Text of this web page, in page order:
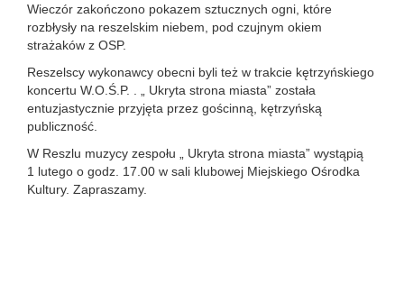
Wieczór zakończono pokazem sztucznych ogni, które
rozbłysły na reszelskim niebem, pod czujnym okiem
strażaków z OSP.
Reszelscy wykonawcy obecni byli też w trakcie kętrzyńskiego
koncertu W.O.Ś.P. . „ Ukryta strona miasta” została
entuzjastycznie przyjęta przez gościnną, kętrzyńską
publiczność.
W Reszlu muzycy zespołu „ Ukryta strona miasta” wystąpią
1 lutego o godz. 17.00 w sali klubowej Miejskiego Ośrodka
Kultury. Zapraszamy.